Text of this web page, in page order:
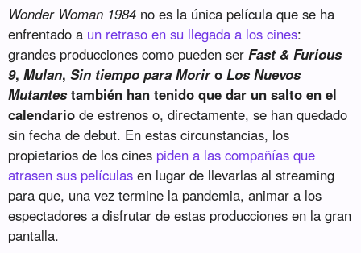
Wonder Woman 1984 no es la única película que se ha
enfrentado a un retraso en su llegada a los cines:
grandes producciones como pueden serFast & Furious
9,Mulan,Sin tiempo para MoriroLos Nuevos
Mutantestambién han tenido que dar un salto en el
calendario de estrenos o, directamente, se han quedado
sin fecha de debut. En estas circunstancias, los
propietarios de los cines piden a las compañías que
atrasen sus películas en lugar de llevarlas al streaming
para que, una vez termine la pandemia, animar a los
espectadores a disfrutar de estas producciones en la gran
pantalla.